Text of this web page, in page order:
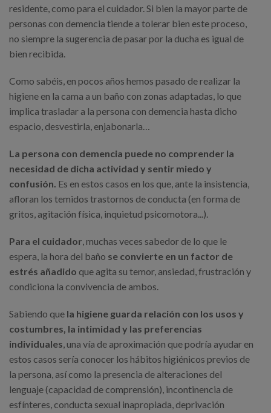
residente, como para el cuidador. Si bien la mayor parte de
personas con demencia tiende a tolerar bien este proceso,
no siempre la sugerencia de pasar por la ducha es igual de
bien recibida.
Como sabéis, en pocos años hemos pasado de realizar la
higiene en la cama a un baño con zonas adaptadas, lo que
implica trasladar a la persona con demencia hasta dicho
espacio, desvestirla, enjabonarla…
La persona con demencia puede no comprender la
necesidad de dicha actividad y sentir miedo y
confusión. Es en estos casos en los que, ante la insistencia,
afloran los temidos trastornos de conducta (en forma de
gritos, agitación física, inquietud psicomotora...).
Para el cuidador, muchas veces sabedor de lo que le
espera, la hora del baño se convierte en un factor de
estrés añadido que agita su temor, ansiedad, frustración y
condiciona la convivencia de ambos.
Sabiendo que la higiene guarda relación con los usos y
costumbres, la intimidad y las preferencias
individuales, una vía de aproximación que podría ayudar en
estos casos sería conocer los hábitos higiénicos previos de
la persona, así como la presencia de alteraciones del
lenguaje (capacidad de comprensión), incontinencia de
esfínteres, conducta sexual inapropiada, deprivación